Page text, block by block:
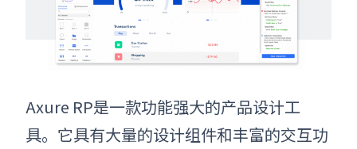
Axure RP是一款功能强大的产品设计工
具。它具有大量的设计组件和丰富的交互功